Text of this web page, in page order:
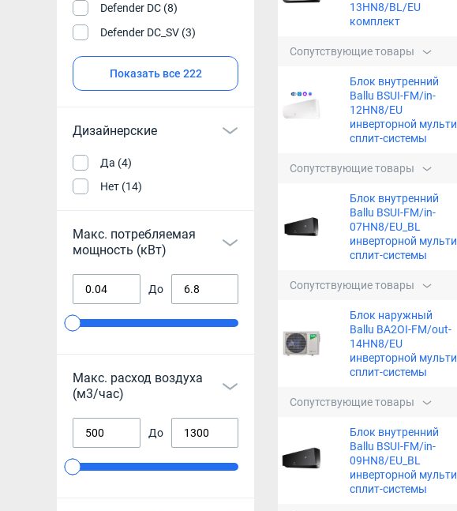
Defender DC (8)
Defender DC_SV (3)
Показать все 222
Дизайнерские
Да (4)
Нет (14)
Макс. потребляемая
мощность (кВт)
До
Макс. расход воздуха
(м3/час)
До
13HN8/BL/EU
комплект
Сопутствующие товары
Блок внутренний
Ballu BSUI-FM/in-
12HN8/EU
инверторной мульти
сплит-системы
Сопутствующие товары
Блок внутренний
Ballu BSUI-FM/in-
07HN8/EU_BL
инверторной мульти
сплит-системы
Сопутствующие товары
Блок наружный
Ballu BA2OI-FM/out-
14HN8/EU
инверторной мульти
сплит-системы
Сопутствующие товары
Блок внутренний
Ballu BSUI-FM/in-
09HN8/EU_BL
инверторной мульти
сплит-системы